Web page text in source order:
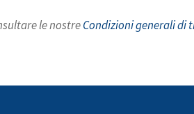
le nostreCondizioni generali di